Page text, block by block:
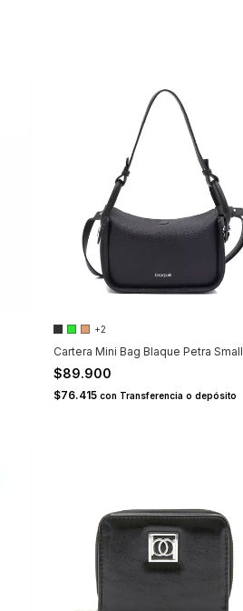
+2
Cartera Mini Bag Blaque Petra Small
$89.900
$76.415 con Transferencia o depósito